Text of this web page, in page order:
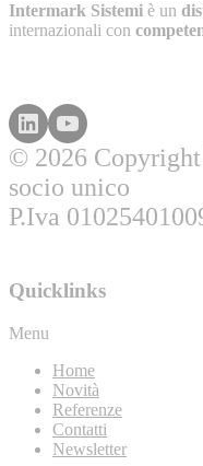
Intermark Sistemi è un
internazionali con
© 2026
socio unico
P.Iva
Quicklinks
Menu
Home
Novità
Referenze
Contatti
Newsletter